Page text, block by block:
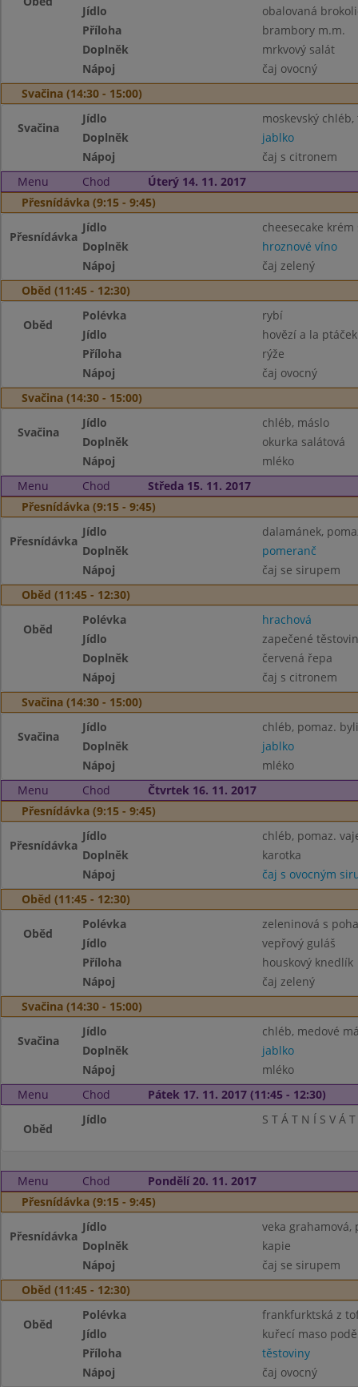
Jídlo
obalovaná
Příloha
brambory m.m.
Doplněk
mrkvový salát
Nápoj
čaj ovocný
Svačina (14:30 - 15:00)
Svačina
Jídlo
moskevský
Doplněk
jablko
Nápoj
čaj s citronem
Menu
Chod
Úterý 14. 11. 2017
Přesnídávka (9:15 - 9:45)
Přesnídávka
Jídlo
cheesecake
Doplněk
hroznové víno
Nápoj
čaj zelený
Oběd (11:45 - 12:30)
Oběd
Polévka
rybí
Jídlo
hovězí a la ptáček
Příloha
rýže
Nápoj
čaj ovocný
Svačina (14:30 - 15:00)
Svačina
Jídlo
chléb, máslo
Doplněk
okurka salátová
Nápoj
mléko
Menu
Chod
Středa 15. 11. 2017
Přesnídávka (9:15 - 9:45)
Přesnídávka
Jídlo
dalamánek,
Doplněk
pomeranč
Nápoj
čaj se sirupem
Oběd (11:45 - 12:30)
Oběd
Polévka
hrachová
Jídlo
zapečené
Doplněk
červená řepa
Nápoj
čaj s citronem
Svačina (14:30 - 15:00)
Svačina
Jídlo
chléb, pomaz.
Doplněk
jablko
Nápoj
mléko
Menu
Chod
Čtvrtek 16. 11. 2017
Přesnídávka (9:15 - 9:45)
Přesnídávka
Jídlo
chléb, pomaz.
Doplněk
karotka
Nápoj
čaj s ovocným
Oběd (11:45 - 12:30)
Oběd
Polévka
zeleninová s
Jídlo
vepřový guláš
Příloha
houskový knedlík
Nápoj
čaj zelený
Svačina (14:30 - 15:00)
Svačina
Jídlo
chléb, medové
Doplněk
jablko
Nápoj
mléko
Menu
Chod Pátek 17. 11. 2017 (11:45 - 12:30)
Oběd
Jídlo S T Á T N Í S V Á T
Menu Chod
Pondělí 20. 11. 2017
Přesnídávka (9:15 - 9:45)
Přesnídávka
Jídlo
veka grahamová,
Doplněk
kapie
Nápoj
čaj se sirupem
Oběd (11:45 - 12:30)
Oběd
Polévka
frankfurktská z
Jídlo
kuřecí maso
Příloha
těstoviny
Nápoj
čaj ovocný